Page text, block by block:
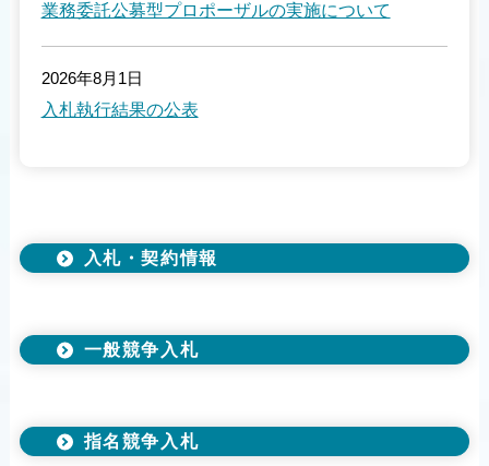
業務委託公募型プロポーザルの実施について
2026年8月1日
入札執行結果の公表
入札・契約情報
一般競争入札
指名競争入札